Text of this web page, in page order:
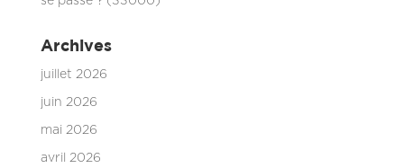
Archives
juillet 2026
juin 2026
mai 2026
avril 2026